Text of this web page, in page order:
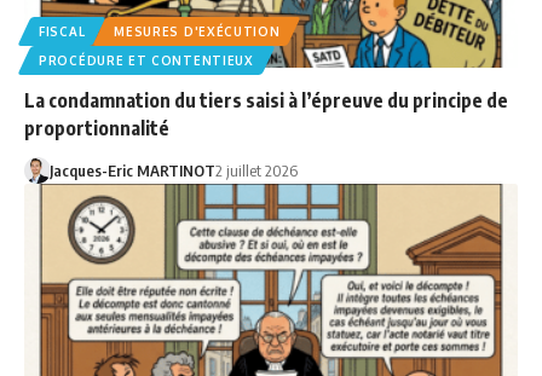
FISCAL
MESURES D'EXÉCUTION
PROCÉDURE ET CONTENTIEUX
La condamnation du tiers saisi à l’épreuve du principe de
proportionnalité
Jacques-Eric MARTINOT2 juillet 2026